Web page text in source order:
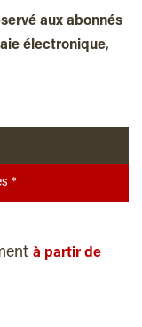
aux abonnés
électronique,
offres *
à partir de